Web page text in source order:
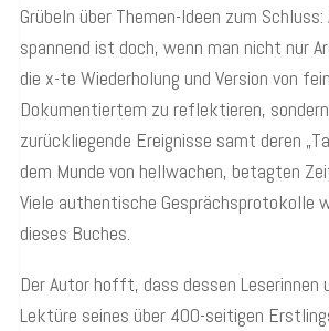
Grübeln über Themen-Ideen zum
spannend ist doch, wenn man nicht nur
die x-te Wiederholung und Version von
Dokumentiertem zu reflektieren,
zurückliegende Ereignisse samt deren
dem Munde von hellwachen, betagten
Viele authentische Gesprächsprotokolle
dieses Buches.
Der Autor hofft, dass dessen Leserinnen
Lektüre seines über 400-seitigen